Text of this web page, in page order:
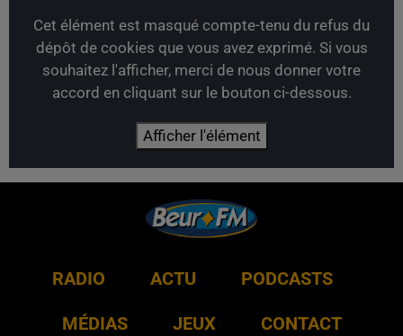
Cet élément est masqué compte-tenu du refus du
dépôt de cookies que vous avez exprimé. Si vous
souhaitez l'afficher, merci de nous donner votre
accord en cliquant sur le bouton ci-dessous.
Afficher l'élément
RADIO ACTU PODCASTS
MÉDIAS JEUX CONTACT